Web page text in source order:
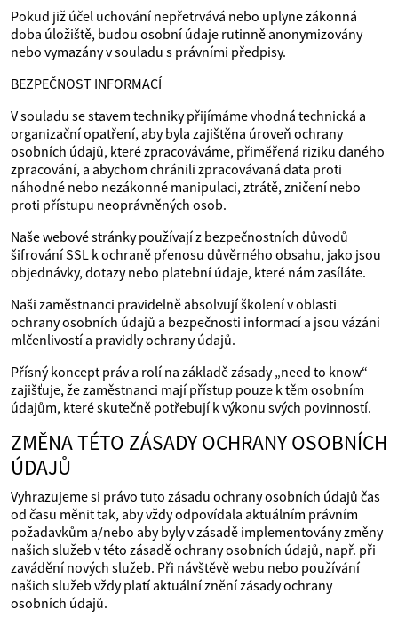
Pokud již účel uchování nepřetrvává nebo uplyne zákonná
doba úložiště, budou osobní údaje rutinně anonymizovány
nebo vymazány v souladu s právními předpisy.
BEZPEČNOST INFORMACÍ
V souladu se stavem techniky přijímáme vhodná technická a
organizační opatření, aby byla zajištěna úroveň ochrany
osobních údajů, které zpracováváme, přiměřená riziku daného
zpracování, a abychom chránili zpracovávaná data proti
náhodné nebo nezákonné manipulaci, ztrátě, zničení nebo
proti přístupu neoprávněných osob.
Naše webové stránky používají z bezpečnostních důvodů
šifrování SSL k ochraně přenosu důvěrného obsahu, jako jsou
objednávky, dotazy nebo platební údaje, které nám zasíláte.
Naši zaměstnanci pravidelně absolvují školení v oblasti
ochrany osobních údajů a bezpečnosti informací a jsou vázáni
mlčenlivostí a pravidly ochrany údajů.
Přísný koncept práv a rolí na základě zásady „need to know“
zajišťuje, že zaměstnanci mají přístup pouze k těm osobním
údajům, které skutečně potřebují k výkonu svých povinností.
ZMĚNA TÉTO ZÁSADY OCHRANY OSOBNÍCH
ÚDAJŮ
Vyhrazujeme si právo tuto zásadu ochrany osobních údajů čas
od času měnit tak, aby vždy odpovídala aktuálním právním
požadavkům a/nebo aby byly v zásadě implementovány změny
našich služeb v této zásadě ochrany osobních údajů, např. při
zavádění nových služeb. Při návštěvě webu nebo používání
našich služeb vždy platí aktuální znění zásady ochrany
osobních údajů.